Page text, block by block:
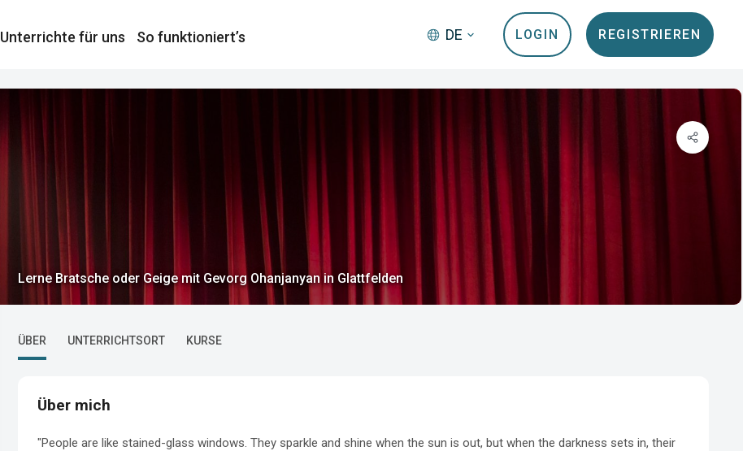
Unterrichte für uns So funktioniert’s DE LOGIN REGISTRIEREN
Lerne Bratsche oder Geige mit Gevorg Ohanjanyan in Glattfelden
ÜBER UNTERRICHTSORT KURSE
Über mich
"People are like stained-glass windows. They sparkle and shine when the sun is out, but when the darkness sets in, their